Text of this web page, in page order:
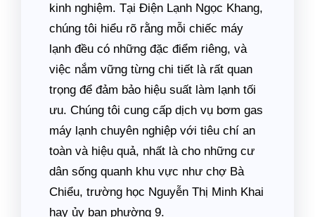
kinh nghiệm. Tại Điện Lạnh Ngọc Khang,
chúng tôi hiểu rõ rằng mỗi chiếc máy
lạnh đều có những đặc điểm riêng, và
việc nắm vững từng chi tiết là rất quan
trọng để đảm bảo hiệu suất làm lạnh tối
ưu. Chúng tôi cung cấp dịch vụ bơm gas
máy lạnh chuyên nghiệp với tiêu chí an
toàn và hiệu quả, nhất là cho những cư
dân sống quanh khu vực như chợ Bà
Chiểu, trường học Nguyễn Thị Minh Khai
hay ủy ban phường 9.